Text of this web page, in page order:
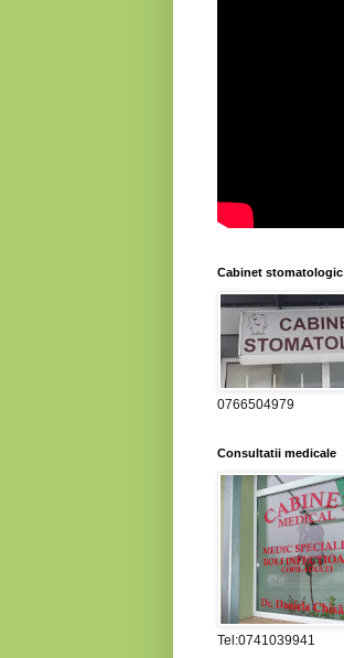
Cabinet stomatologic
0766504979
Consultatii medicale
Tel:0741039941